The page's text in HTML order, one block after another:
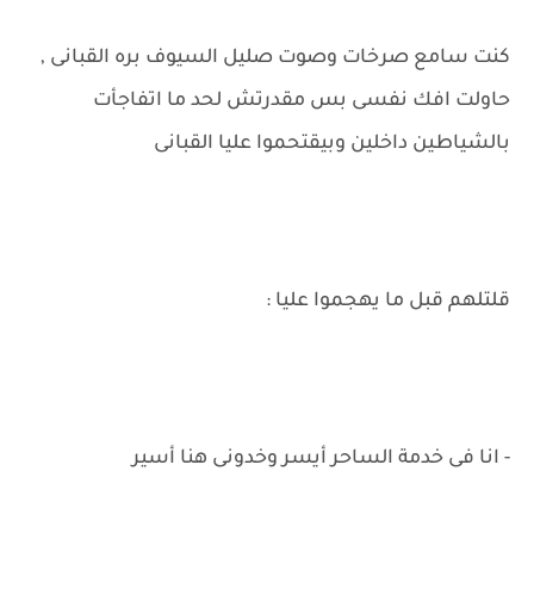
كنت سامع صرخات وصوت صليل السيوف بره القبانى ,
حاولت افك نفسى بس مقدرتش لحد ما اتفاجأت
بالشياطين داخلين وبيقتحموا عليا القبانى
قلتلهم قبل ما يهجموا عليا :
- انا فى خدمة الساحر أيسر وخدونى هنا أسير